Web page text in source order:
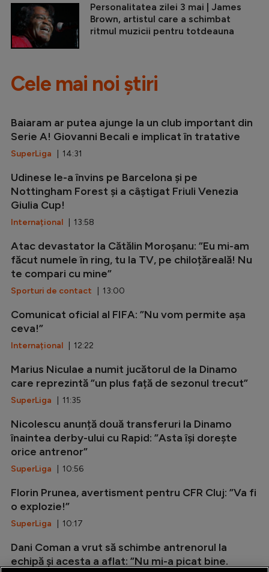
Personalitatea zilei 3 mai | James
Brown, artistul care a schimbat
ritmul muzicii pentru totdeauna
Cele mai noi știri
Baiaram ar putea ajunge la un club important din
Serie A! Giovanni Becali e implicat în tratative
SuperLiga | 14:31
Udinese le-a învins pe Barcelona și pe
Nottingham Forest și a câștigat Friuli Venezia
Giulia Cup!
Internațional | 13:58
Atac devastator la Cătălin Moroșanu: ”Eu mi-am
făcut numele în ring, tu la TV, pe chiloțăreală! Nu
te compari cu mine”
Sporturi de contact | 13:00
Comunicat oficial al FIFA: ”Nu vom permite așa
ceva!”
Internațional | 12:22
Marius Niculae a numit jucătorul de la Dinamo
care reprezintă ”un plus față de sezonul trecut”
SuperLiga | 11:35
Nicolescu anunță două transferuri la Dinamo
înaintea derby-ului cu Rapid: ”Asta își dorește
orice antrenor”
SuperLiga | 10:56
Florin Prunea, avertisment pentru CFR Cluj: ”Va fi
o explozie!”
SuperLiga | 10:17
Dani Coman a vrut să schimbe antrenorul la
echipă și acesta a aflat: ”Nu mi-a picat bine.